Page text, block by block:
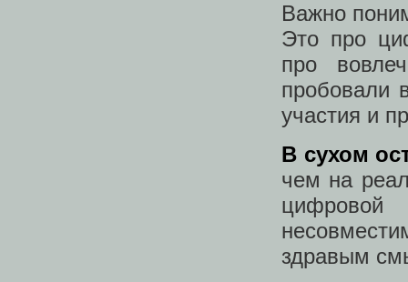
Важно
Это про
про
пробовали
участия и
В сухом
чем на
здравым